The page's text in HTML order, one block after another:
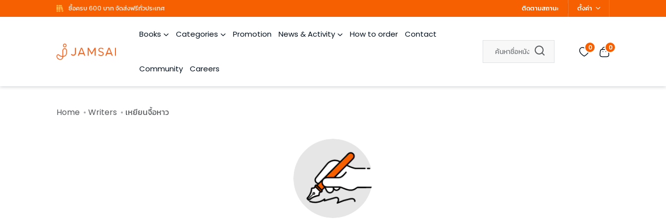
ซื้อครบ 600 บาท จัดส่งฟรีทั่วประเทศ ติดตามสถานะ ตั้งค่า
Books Categories Promotion News & Activity How to order Contact
Community Careers
0 0
Home Writers เหยียนจื้อหาว